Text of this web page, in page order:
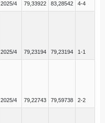
2025/4 79,33922 83,28542 4-4
2025/4 79,23194 79,23194 1-1
2025/4 79,22743 79,59738 2-2